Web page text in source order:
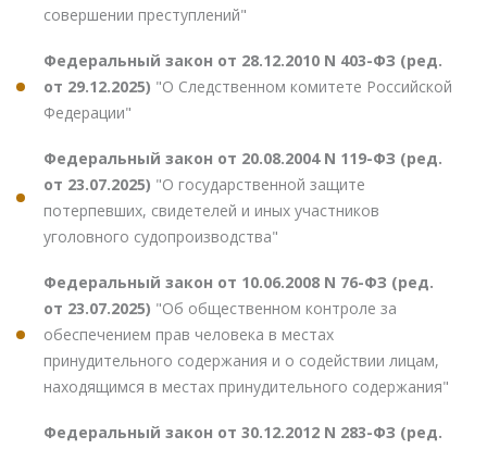
совершении преступлений"
Федеральный закон от 28.12.2010 N 403-ФЗ (ред.
от 29.12.2025) "О Следственном комитете Российской
Федерации"
Федеральный закон от 20.08.2004 N 119-ФЗ (ред.
от 23.07.2025) "О государственной защите
потерпевших, свидетелей и иных участников
уголовного судопроизводства"
Федеральный закон от 10.06.2008 N 76-ФЗ (ред.
от 23.07.2025) "Об общественном контроле за
обеспечением прав человека в местах
принудительного содержания и о содействии лицам,
находящимся в местах принудительного содержания"
Федеральный закон от 30.12.2012 N 283-ФЗ (ред.